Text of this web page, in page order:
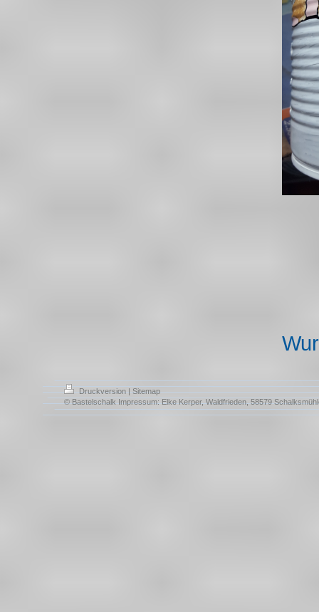
Druckversion| Sitemap
© Bastelschalk Impressum: Elke Kerper, Waldfrieden, 58579